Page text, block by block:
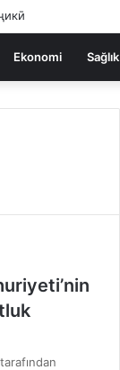
Ekonomi Sağlık